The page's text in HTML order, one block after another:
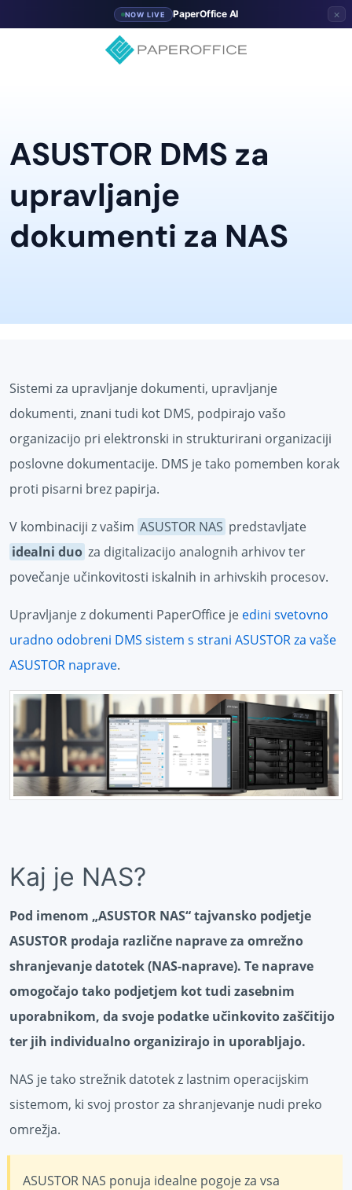
NOW LIVE PaperOffice AI ×
ASUSTOR DMS za
upravljanje
dokumenti za NAS
Sistemi za upravljanje dokumenti, upravljanje
dokumenti, znani tudi kot DMS, podpirajo vašo
organizacijo pri elektronski in strukturirani organizaciji
poslovne dokumentacije. DMS je tako pomemben korak
proti pisarni brez papirja.
V kombinaciji z vašim ASUSTOR NAS predstavljate
idealni duo za digitalizacijo analognih arhivov ter
povečanje učinkovitosti iskalnih in arhivskih procesov.
Upravljanje z dokumenti PaperOffice je edini svetovno
uradno odobreni DMS sistem s strani ASUSTOR za vaše
ASUSTOR naprave.
Kaj je NAS?
Pod imenom „ASUSTOR NAS“ tajvansko podjetje
ASUSTOR prodaja različne naprave za omrežno
shranjevanje datotek (NAS-naprave). Te naprave
omogočajo tako podjetjem kot tudi zasebnim
uporabnikom, da svoje podatke učinkovito zaščitijo
ter jih individualno organizirajo in uporabljajo.
NAS je tako strežnik datotek z lastnim operacijskim
sistemom, ki svoj prostor za shranjevanje nudi preko
omrežja.
ASUSTOR NAS ponuja idealne pogoje za vsa